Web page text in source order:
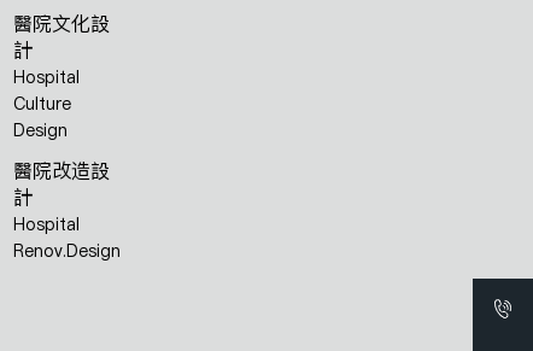
醫院文化設
計
Hospital
Culture
Design
醫院改造設
計
Hospital
Renov.Design